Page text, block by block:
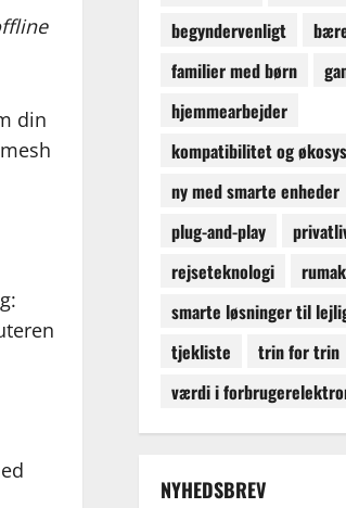
din
begyndervenligt
familier med børn
hjemmearbejder
kompatibilitet og
ny med smarte enheder
plug-and-play
rejseteknologi
smarte løsninger til
tjekliste
trin for trin
værdi i
NYHEDSBREV